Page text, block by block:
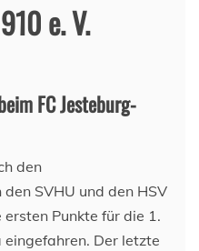
e. V.
FC Jesteburg-
den
SVHU und den HSV
Punkte für die 1.
Der letzte